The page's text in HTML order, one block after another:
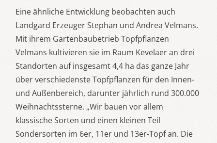
Eine ähnliche Entwicklung beobachten auch
Landgard Erzeuger Stephan und Andrea Velmans.
Mit ihrem Gartenbaubetrieb Topfpflanzen
Velmans kultivieren sie im Raum Kevelaer an drei
Standorten auf insgesamt 4,4 ha das ganze Jahr
über verschiedenste Topfpflanzen für den Innen-
und Außenbereich, darunter jährlich rund 300.000
Weihnachtssterne. „Wir bauen vor allem
klassische Sorten und einen kleinen Teil
Sondersorten im 6er, 11er und 13er-Topf an. Die